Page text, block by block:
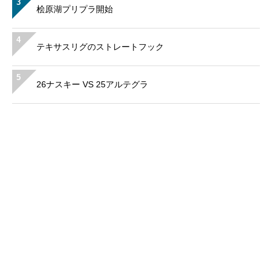
3
桧原湖プリプラ開始
4
テキサスリグのストレートフック
5
26ナスキー VS 25アルテグラ